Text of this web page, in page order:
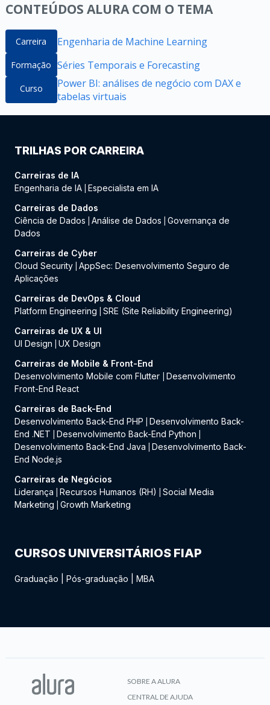
CONTEÚDOS ALURA COM O TEMA
Carreira Engenharia de Machine Learning
Formação Séries Temporais e Forecasting
Curso
Power BI: análises de negócio com DAX e
tabelas virtuais
TRILHAS POR CARREIRA
Carreiras de IA
Engenharia de IA
Especialista em IA
Carreiras de Dados
Ciência de Dados
Análise de Dados
Governança de
Dados
Carreiras de Cyber
Cloud Security AppSec: Desenvolvimento Seguro de
Aplicações
Carreiras de DevOps & Cloud
Platform Engineering
SRE (Site Reliability Engineering)
Carreiras de UX & UI
UI Design
UX Design
Carreiras de Mobile & Front-End
Desenvolvimento Mobile com Flutter
Desenvolvimento
Front-End React
Carreiras de Back-End
Desenvolvimento Back-End PHP
Desenvolvimento Back-
End .NET
Desenvolvimento Back-End Python
Desenvolvimento Back-End Java
Desenvolvimento Back-
End Node.js
Carreiras de Negócios
Liderança
Recursos Humanos (RH)
Social Media
Marketing
Growth Marketing
CURSOS UNIVERSITÁRIOS FIAP
Graduação Pós-graduação MBA
SOBRE A ALURA
CENTRAL DE AJUDA